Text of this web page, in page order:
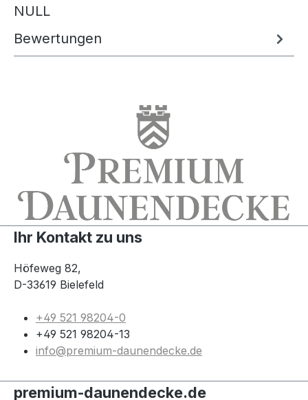
NULL
Bewertungen
Ihr Kontakt zu uns
Höfeweg 82,
D-33619 Bielefeld
+49 521 98204-0
+49 521 98204-13
info@premium-daunendecke.de
premium-daunendecke.de